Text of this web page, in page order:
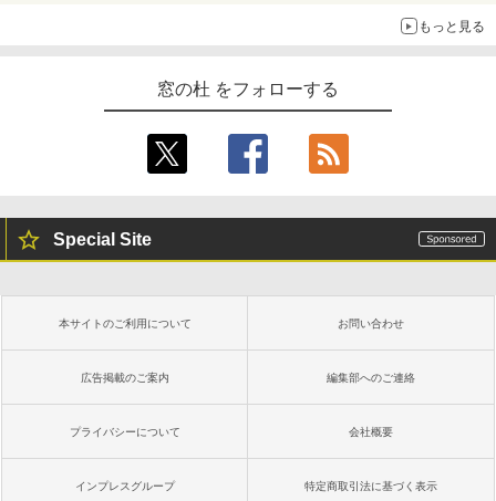
もっと見る
窓の杜 をフォローする
Special Site
本サイトのご利用について お問い合わせ
広告掲載のご案内 編集部へのご連絡
プライバシーについて 会社概要
インプレスグループ 特定商取引法に基づく表示